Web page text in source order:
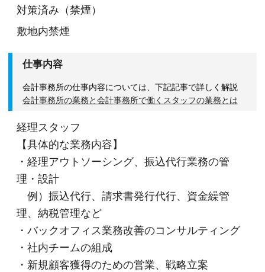
対策済み（禁煙）
敷地内禁煙
仕事内容
会計事務所の仕事内容については、下記記事で詳しく解説
会計事務所の業務と会計事務所で働くスタッフの業務とは
経理スタッフ
【具体的な業務内容】
・経理アウトソーシング、振込代行業務の管
理・設計
例）振込代行、請求書発行代行、資金繰管
理、納税管理など
・バックオフィス業務改善のコンサルティング
・社内チームの組成
・新規顧客獲得のための営業、戦略立案